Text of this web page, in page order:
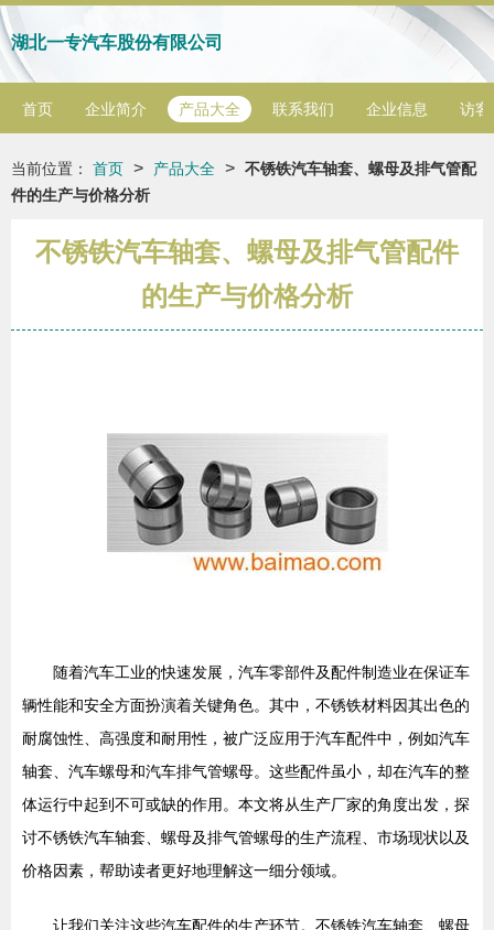
湖北一专汽车股份有限公司
首页 企业简介 产品大全 联系我们 企业信息 访客
当前位置： 首页 > 产品大全 > 不锈铁汽车轴套、螺母及排气管配
件的生产与价格分析
不锈铁汽车轴套、螺母及排气管配件
的生产与价格分析
随着汽车工业的快速发展，汽车零部件及配件制造业在保证车
辆性能和安全方面扮演着关键角色。其中，不锈铁材料因其出色的
耐腐蚀性、高强度和耐用性，被广泛应用于汽车配件中，例如汽车
轴套、汽车螺母和汽车排气管螺母。这些配件虽小，却在汽车的整
体运行中起到不可或缺的作用。本文将从生产厂家的角度出发，探
讨不锈铁汽车轴套、螺母及排气管螺母的生产流程、市场现状以及
价格因素，帮助读者更好地理解这一细分领域。
让我们关注这些汽车配件的生产环节。不锈铁汽车轴套、螺母